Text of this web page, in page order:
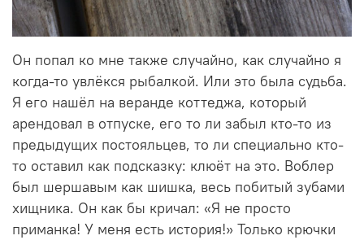
Он попал ко мне также случайно, как случайно я
когда-то увлёкся рыбалкой. Или это была судьба.
Я его нашёл на веранде коттеджа, который
арендовал в отпуске, его то ли забыл кто-то из
предыдущих постояльцев, то ли специально кто-
то оставил как подсказку: клюёт на это. Воблер
был шершавым как шишка, весь побитый зубами
хищника. Он как бы кричал: «Я не просто
приманка! У меня есть история!» Только крючки